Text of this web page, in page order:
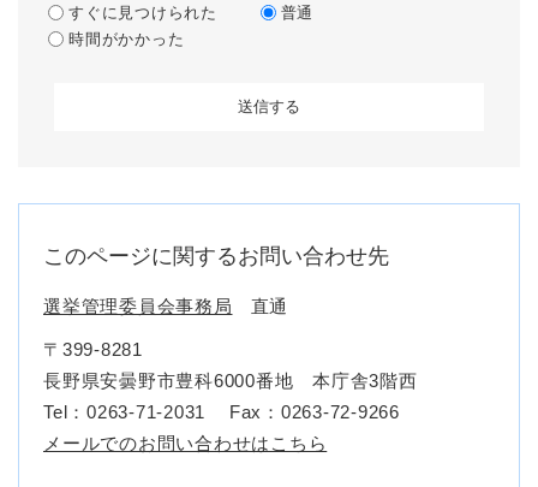
すぐに見つけられた
普通
時間がかかった
このページに関するお問い合わせ先
選挙管理委員会事務局 直通
〒399-8281
長野県安曇野市豊科6000番地 本庁舎3階西
Tel：0263-71-2031
Fax：0263-72-9266
メールでのお問い合わせはこちら